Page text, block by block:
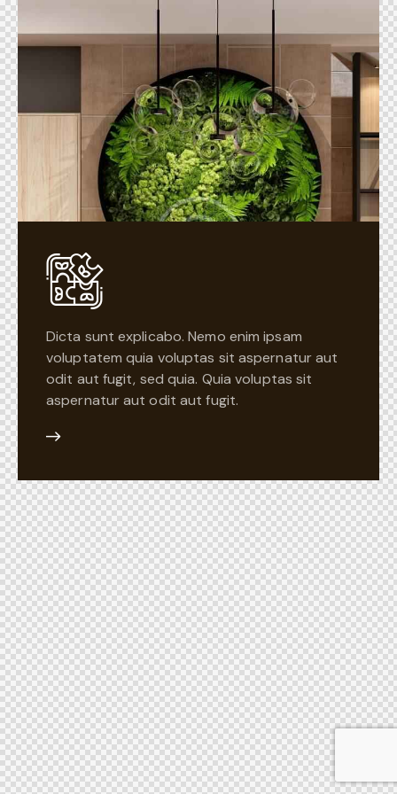
Dicta sunt explicabo. Nemo enim ipsam
voluptatem quia voluptas sit aspernatur aut
odit aut fugit, sed quia. Quia voluptas sit
aspernatur aut odit aut fugit.